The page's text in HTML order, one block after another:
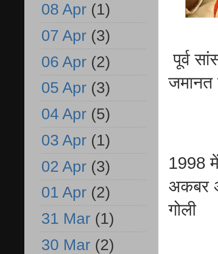
पूर्व
जमानत
1998
अकबर
गोली
08 Apr (1)
07 Apr (3)
06 Apr (2)
05 Apr (3)
04 Apr (5)
03 Apr (1)
02 Apr (3)
01 Apr (2)
31 Mar (1)
30 Mar (2)